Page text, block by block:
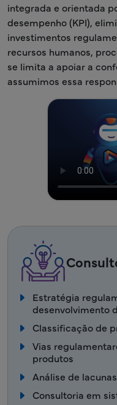
integrada e orientada
desempenho (KPI),
investimentos
recursos humanos,
se limita a apoiar a
assumimos essa
Estratégia
desenvolvimento
Classificação de
Vias
produtos
Análise de lacunas
Consultoria em